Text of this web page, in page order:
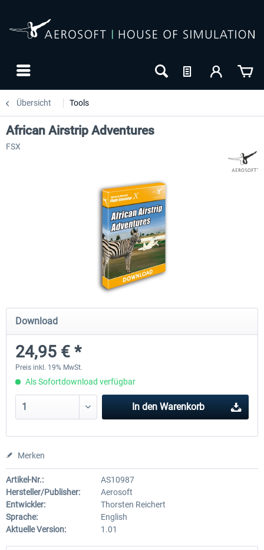
Übersicht Tools
Ultimate Traffic Live
48,94 € *
FS Global Real
African Airstrip Adventures
FSX
Download
24,95 € *
Preis inkl. 19% MwSt.
Als Sofortdownload verfügbar
In den Warenkorb
Merken
Artikel-Nr.:
AS10987
Hersteller/Publisher:
Aerosoft
Entwickler:
Thorsten Reichert
Sprache:
English
Aktuelle Version:
1.01